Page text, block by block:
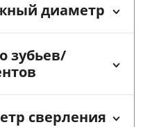
диаметр
зубьев/
сверления